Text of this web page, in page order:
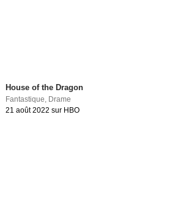
House of the Dragon
Fantastique, Drame
21 août 2022 sur HBO